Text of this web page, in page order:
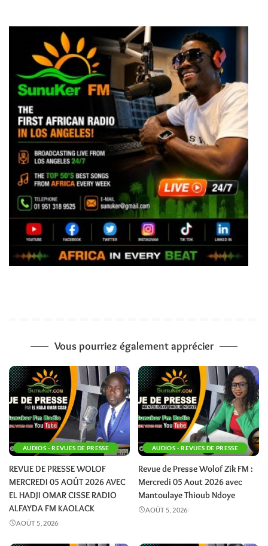
Vous pourriez également apprécier
AUDIOS - REVUES DE PRESSE
REVUE DE PRESSE WOLOF
MERCREDI 05 AOÛT 2026 AVEC
EL HADJI OMAR CISSE RADIO
ALFAYDA FM KAOLACK
AOÛT 5, 2026
AUDIOS - REVUES DE PRESSE
Revue de Presse Wolof Zik FM :
Mercredi 05 Aout 2026 avec
Mantoulaye Thioub Ndoye
AOÛT 5, 2026